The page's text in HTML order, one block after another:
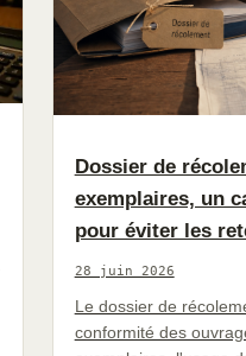
Dossier de
exemplaires, un
pour éviter les
28 juin 2026
Le dossier de
conformité des